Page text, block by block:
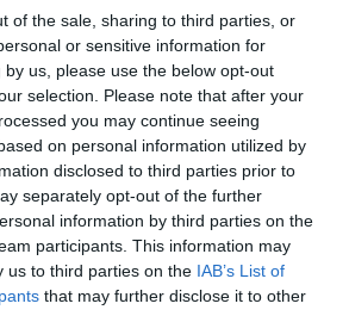
of the sale, sharing to third parties, or
or sensitive information for
us, please use the below opt-out
selection. Please note that after your
you may continue seeing
on personal information utilized by
disclosed to third parties prior to
separately opt-out of the further
information by third parties on the
participants. This information may
us to third parties on the IAB’s List of
that may further disclose it to other
του Νίκου
είχε ζητήσει από τα παιδιά
του ηθοποιού